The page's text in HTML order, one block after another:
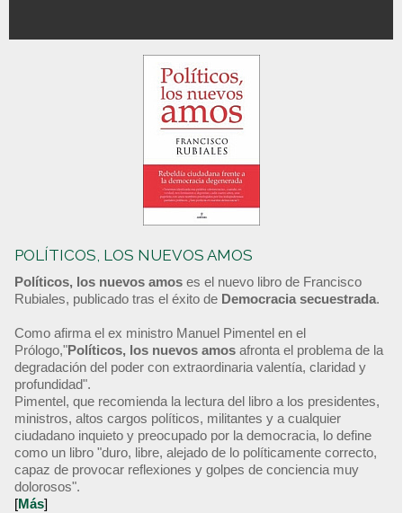
POLÍTICOS, LOS NUEVOS AMOS
Políticos, los nuevos amos es el nuevo libro de Francisco
Rubiales, publicado tras el éxito de Democracia secuestrada.
Como afirma el ex ministro Manuel Pimentel en el
Prólogo,"Políticos, los nuevos amos afronta el problema de la
degradación del poder con extraordinaria valentía, claridad y
profundidad".
Pimentel, que recomienda la lectura del libro a los presidentes,
ministros, altos cargos políticos, militantes y a cualquier
ciudadano inquieto y preocupado por la democracia, lo define
como un libro "duro, libre, alejado de lo políticamente correcto,
capaz de provocar reflexiones y golpes de conciencia muy
dolorosos".
[Más]